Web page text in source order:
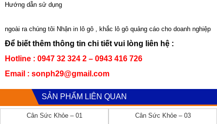
Hướng dẫn sử dụng
ngoài ra chúng tôi Nhận in lô gô , khắc lô gô quảng cáo cho doanh nghiệp
Để biết thêm thông tin chi tiết vui lòng liên hệ :
Hotline : 0947 32 324 2 – 0943 416 726
Email : sonph29@gmail.com
SẢN PHẨM LIÊN QUAN
Cân Sức Khỏe – 01 Cân Sức Khỏe – 03